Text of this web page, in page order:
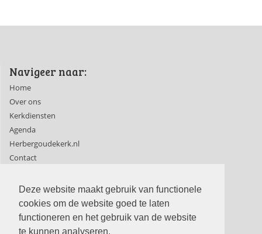
Deze website maakt gebruik van functionele
cookies om de website goed te laten
functioneren en het gebruik van de website
te kunnen analyseren.
Navigeer naar:
Home
Over ons
Kerkdiensten
Agenda
Herbergoudekerk.nl
Contact